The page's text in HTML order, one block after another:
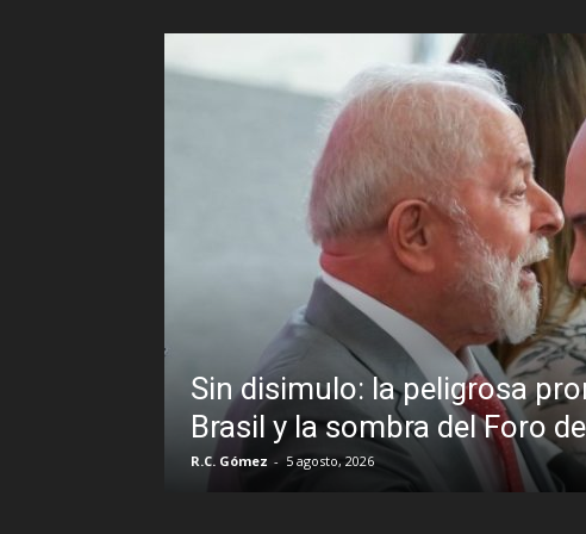
la peligrosa promiscuidad institucional en
del Foro de São Paulo